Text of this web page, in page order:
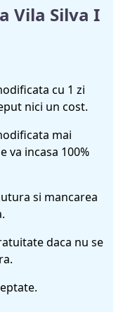
Vila Silva I
cu 1 zi
nici un cost.
mai
va incasa 100%
si mancarea
daca nu se